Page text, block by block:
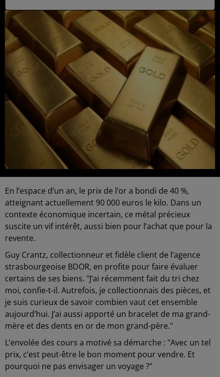
En l’espace d’un an, le prix de l’or a bondi de 40 %,
atteignant actuellement 90 000 euros le kilo. Dans un
contexte économique incertain, ce métal précieux
suscite un vif intérêt, aussi bien pour l’achat que pour la
revente.
Guy Crantz, collectionneur et fidèle client de l’agence
strasbourgeoise BDOR, en profite pour faire évaluer
certains de ses biens. "J’ai récemment fait du tri chez
moi, confie-t-il. Autrefois, je collectionnais des pièces, et
je suis curieux de savoir combien vaut cet ensemble
aujourd’hui. J’ai aussi apporté un bracelet de ma grand-
mère et des dents en or de mon grand-père."
L’envolée des cours a motivé sa démarche : "Avec un tel
prix, c’est peut-être le bon moment pour vendre. Et
pourquoi ne pas envisager un voyage ?"